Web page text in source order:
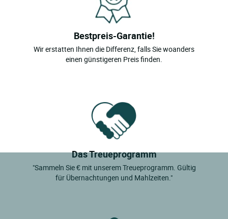
Bestpreis-Garantie!
Wir erstatten Ihnen die Differenz, falls Sie woanders
einen günstigeren Preis finden.
Das Treueprogramm
"Sammeln Sie € mit unserem Treueprogramm. Gültig
für Übernachtungen und Mahlzeiten."